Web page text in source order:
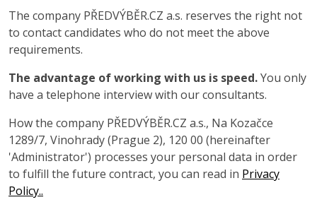
The company PŘEDVÝBĚR.CZ a.s. reserves the right not
to contact candidates who do not meet the above
requirements.
The advantage of working with us is speed.You only
have a telephone interview with our consultants.
How the company PŘEDVÝBĚR.CZ a.s., Na Kozačce
1289/7, Vinohrady (Prague 2), 120 00 (hereinafter
'Administrator') processes your personal data in order
to fulfill the future contract, you can read in Privacy
Policy..